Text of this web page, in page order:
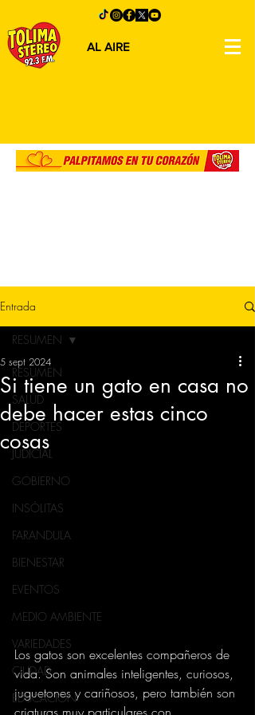
AL AIRE
Entrada
RESUMEN
SALUD
DEPORTES
JUDICIAL
GOBIERNO
INSÓLITAS
FARANDULA
BIENESTAR
EVENTOS
MEDIO AMBIENTE
VARIEDADES
CIUDAD
EDUCACION
RESUMEN
Si tiene un gato en casa no
debe hacer estas cinco
cosas
5 sept 2024
Los gatos son excelentes compañeros de
vida. Son animales inteligentes, curiosos,
juguetones y cariñosos, pero también son